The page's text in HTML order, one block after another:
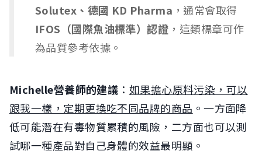
Solutex、德國 KD Pharma ，通常會取得
IFOS（國際魚油標準）認證 ，這類標章可作
為品質參考依據。
Michelle營養師的建議 ： 如果擔心原料污染，可以
跟我一樣，定期更換吃不同品牌的商品 。一方面降
低可能潛在有毒物質累積的風險，二方面也可以測
試哪一種產品對自己身體的效益最明顯。